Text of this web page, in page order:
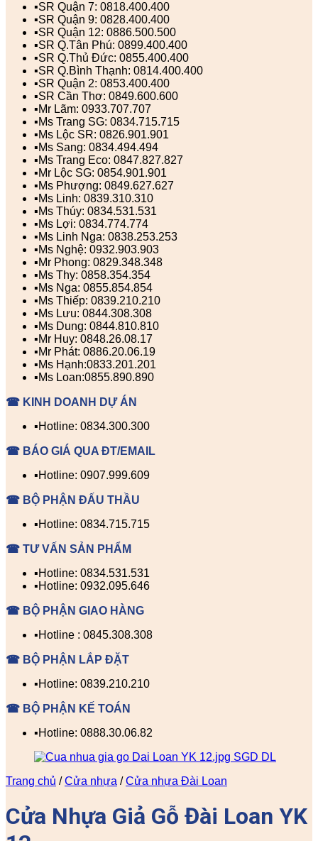
▪️SR Quận 7: 0818.400.400
▪️SR Quận 9: 0828.400.400
▪️SR Quận 12: 0886.500.500
▪️SR Q.Tân Phú: 0899.400.400
▪️SR Q.Thủ Đức: 0855.400.400
▪️SR Q.Bình Thạnh: 0814.400.400
▪️SR Quận 2: 0853.400.400
▪️SR Cần Thơ: 0849.600.600
▪️Mr Lãm: 0933.707.707
▪️Ms Trang SG: 0834.715.715
▪️Ms Lộc SR: 0826.901.901
▪️Ms Sang: 0834.494.494
▪️Ms Trang Eco: 0847.827.827
▪️Mr Lộc SG: 0854.901.901
▪️Ms Phượng: 0849.627.627
▪️Ms Linh: 0839.310.310
▪️Ms Thúy: 0834.531.531
▪️Ms Lợi: 0834.774.774
▪️Ms Linh Nga: 0838.253.253
▪️Ms Nghệ: 0932.903.903
▪️Mr Phong: 0829.348.348
▪️Ms Thy: 0858.354.354
▪️Ms Nga: 0855.854.854
▪️Ms Thiếp: 0839.210.210
▪️Ms Lưu: 0844.308.308
▪️Ms Dung: 0844.810.810
▪️Mr Huy: 0848.26.08.17
▪️Mr Phát: 0886.20.06.19
▪️Ms Hạnh:0833.201.201
▪️Ms Loan:0855.890.890
☎ KINH DOANH DỰ ÁN
▪️Hotline: 0834.300.300
☎ BÁO GIÁ QUA ĐT/EMAIL
▪️Hotline: 0907.999.609
☎ BỘ PHẬN ĐẤU THẦU
▪️Hotline: 0834.715.715
☎ TƯ VẤN SẢN PHẨM
▪️Hotline: 0834.531.531
▪️Hotline: 0932.095.646
☎ BỘ PHẬN GIAO HÀNG
▪️Hotline : 0845.308.308
☎ BỘ PHẬN LẮP ĐẶT
▪️Hotline: 0839.210.210
☎ BỘ PHẬN KẾ TOÁN
▪️Hotline: 0888.30.06.82
Trang chủ / Cửa nhựa / Cửa nhựa Đài Loan
Cửa Nhựa Giả Gỗ Đài Loan YK